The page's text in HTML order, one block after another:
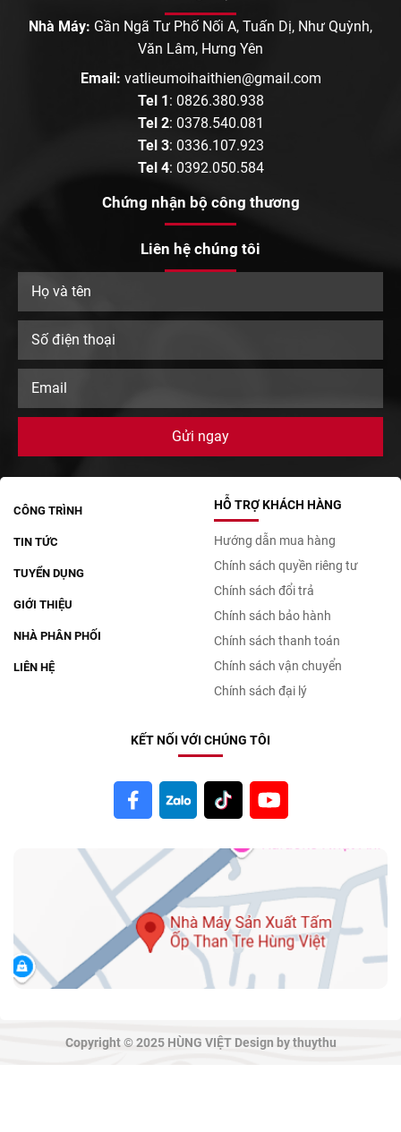
Nhà Máy: Gần Ngã Tư Phố Nối A, Tuấn Dị, Như Quỳnh,
Văn Lâm, Hưng Yên
Email: vatlieumoihaithien@gmail.com
Tel 1: 0826.380.938
Tel 2: 0378.540.081
Tel 3: 0336.107.923
Tel 4: 0392.050.584
Chứng nhận bộ công thương
Liên hệ chúng tôi
CÔNG TRÌNH
TIN TỨC
TUYỂN DỤNG
GIỚI THIỆU
NHÀ PHÂN PHỐI
LIÊN HỆ
HỖ TRỢ KHÁCH HÀNG
Hướng dẫn mua hàng
Chính sách quyền riêng tư
Chính sách đổi trả
Chính sách bảo hành
Chính sách thanh toán
Chính sách vận chuyển
Chính sách đại lý
KẾT NỐI VỚI CHÚNG TÔI
Copyright © 2025 HÙNG VIỆT Design by thuythu